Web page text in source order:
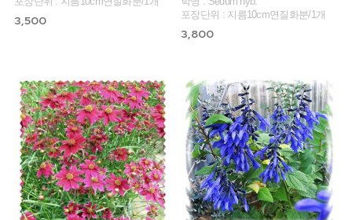
3,500
포장단위 : 지름10cm연질화분/1개
3,800